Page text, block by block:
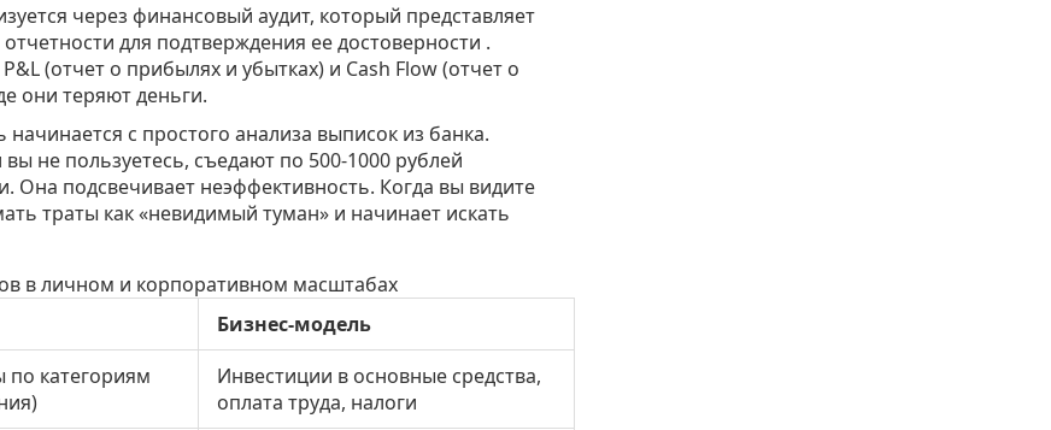
через финансовый аудит, который представляет
для подтверждения ее достоверности .
(отчет о прибылях и убытках) и Cash Flow (отчет о
они теряют деньги.
с простого анализа выписок из банка.
не пользуетесь, съедают по 500-1000 рублей
Она подсвечивает неэффективность. Когда вы видите
траты как «невидимый туман» и начинает искать
в личном и корпоративном масштабах
Бизнес-модель
по категориям
Инвестиции в основные средства,
оплата труда, налоги